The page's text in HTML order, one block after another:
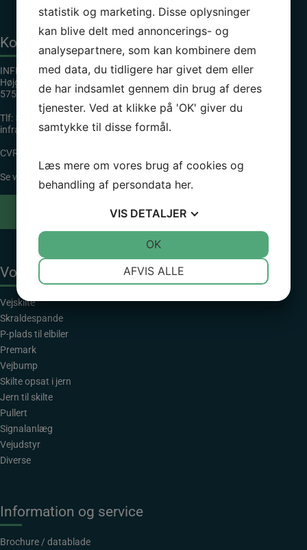
Kontaktinformation
INFRA GROUP DANMARK APS
Højgårdsvej 11
5750 Ringe
Tlf: 55 55 22 22
infragroup@infragroup.dk
CVR: 35256873
Se vores kontaktpersoner
Digital fortrydelsesformular
Vores udvalg
Vejskilte
Skraldespande
P-plads til elbiler
Premark
Vejbump
Skilte opsat i jern
Jern til skilte
Pullert
Signalanlæg
Vejudstyr
Diverse
Information og service
Brochure / datablade
statistik og marketing. Disse oplysninger
kan blive delt med annoncerings- og
analysepartnere, som kan kombinere dem
med data, du tidligere har givet dem eller
de har indsamlet gennem din brug af deres
tjenester. Ved at klikke på 'OK' giver du
samtykke til disse formål.
Læs mere om vores brug af cookies og
behandling af persondata her.
VIS DETALJER
AFVIS ALLE
OK